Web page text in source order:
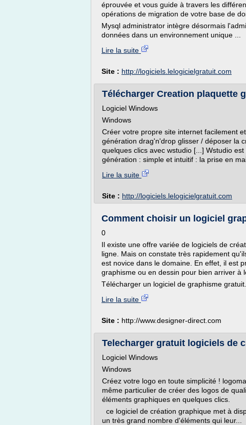
éprouvée et vous guide à travers les
opérations de migration de votre base de
Mysql administrator intègre désormais
données dans un environnement unique ...
Lire la suite
Site : http://logiciels.lelogicielgratuit.com
Télécharger Creation plaquette
Logiciel Windows
Windows
Créer votre propre site internet facilement
génération drag'n'drop glisser / déposer la
quelques clics avec wstudio [...] Wstudio
génération : simple et intuitif : la prise en
Lire la suite
Site : http://logiciels.lelogicielgratuit.com
Comment choisir un logiciel
0
Il existe une offre variée de logiciels de
ligne. Mais on constate très rapidement
est novice dans le domaine. En effet, il est
graphisme ou en dessin pour bien arriver à
Télécharger un logiciel de graphisme gratuit...
Lire la suite
Site : http://www.designer-direct.com
Telecharger gratuit logiciels de
Logiciel Windows
Windows
Créez votre logo en toute simplicité !
même particulier de créer des logos de
éléments graphiques en quelques clics.
ce logiciel de création graphique met à
un très grand nombre d'éléments qui leur...